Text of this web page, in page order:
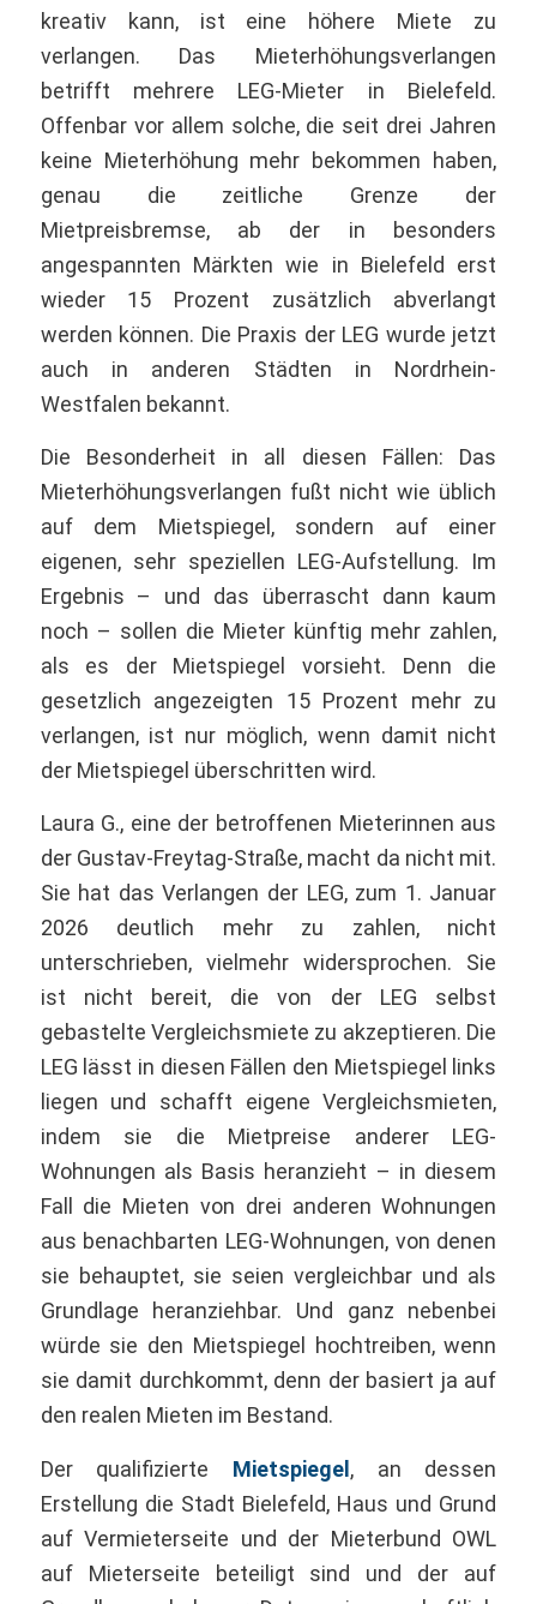
kreativ kann, ist eine höhere Miete zu
verlangen. Das Mieterhöhungsverlangen
betrifft mehrere LEG-Mieter in Bielefeld.
Offenbar vor allem solche, die seit drei Jahren
keine Mieterhöhung mehr bekommen haben,
genau die zeitliche Grenze der
Mietpreisbremse, ab der in besonders
angespannten Märkten wie in Bielefeld erst
wieder 15 Prozent zusätzlich abverlangt
werden können. Die Praxis der LEG wurde jetzt
auch in anderen Städten in Nordrhein-
Westfalen bekannt.
Die Besonderheit in all diesen Fällen: Das
Mieterhöhungsverlangen fußt nicht wie üblich
auf dem Mietspiegel, sondern auf einer
eigenen, sehr speziellen LEG-Aufstellung. Im
Ergebnis – und das überrascht dann kaum
noch – sollen die Mieter künftig mehr zahlen,
als es der Mietspiegel vorsieht. Denn die
gesetzlich angezeigten 15 Prozent mehr zu
verlangen, ist nur möglich, wenn damit nicht
der Mietspiegel überschritten wird.
Laura G., eine der betroffenen Mieterinnen aus
der Gustav-Freytag-Straße, macht da nicht mit.
Sie hat das Verlangen der LEG, zum 1. Januar
2026 deutlich mehr zu zahlen, nicht
unterschrieben, vielmehr widersprochen. Sie
ist nicht bereit, die von der LEG selbst
gebastelte Vergleichsmiete zu akzeptieren. Die
LEG lässt in diesen Fällen den Mietspiegel links
liegen und schafft eigene Vergleichsmieten,
indem sie die Mietpreise anderer LEG-
Wohnungen als Basis heranzieht – in diesem
Fall die Mieten von drei anderen Wohnungen
aus benachbarten LEG-Wohnungen, von denen
sie behauptet, sie seien vergleichbar und als
Grundlage heranziehbar. Und ganz nebenbei
würde sie den Mietspiegel hochtreiben, wenn
sie damit durchkommt, denn der basiert ja auf
den realen Mieten im Bestand.
Der qualifizierte Mietspiegel, an dessen
Erstellung die Stadt Bielefeld, Haus und Grund
auf Vermieterseite und der Mieterbund OWL
auf Mieterseite beteiligt sind und der auf